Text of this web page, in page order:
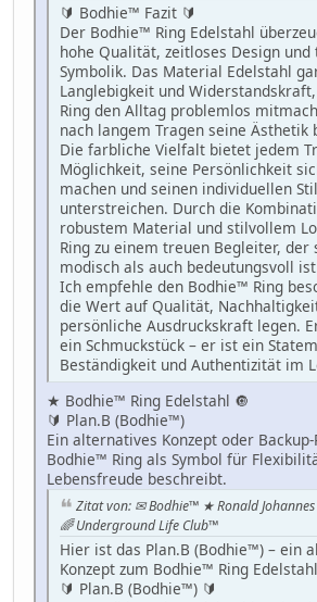
🔰 Bodhie™ Fazit 🔰
Der Bodhie™ Ring Edelstahl
hohe Qualität, zeitloses Design
Symbolik. Das Material Edelstahl
Langlebigkeit und
Ring den Alltag problemlos
nach langem Tragen seine Ästhetik
Die farbliche Vielfalt bietet jedem
Möglichkeit, seine Persönlichkeit
machen und seinen individuellen
unterstreichen. Durch die
robustem Material und stilvollem
Ring zu einem treuen Begleiter, der
modisch als auch bedeutungsvoll
Ich empfehle den Bodhie™ Ring
die Wert auf Qualität,
persönliche Ausdruckskraft legen.
ein Schmuckstück – er ist ein
Beständigkeit und Authentizität im
★ Bodhie™ Ring Edelstahl 🔘
🔰 Plan.B (Bodhie™)
Ein alternatives Konzept oder
Bodhie™ Ring als Symbol für
Lebensfreude beschreibt.
Zitat von: ✉ Bodhie™ ★ Ronald Johannes
🌈 Underground Life Club™
Hier ist das Plan.B (Bodhie™) – ein
Konzept zum Bodhie™ Ring
🔰 Plan.B (Bodhie™) 🔰